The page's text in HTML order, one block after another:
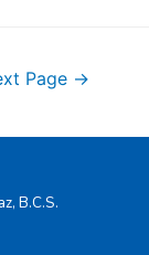
Page →
B.C.S.